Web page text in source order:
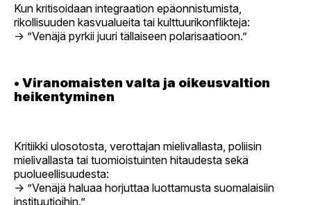
Kun kritisoidaan integraation epäonnistumista,
rikollisuuden kasvualueita tai kulttuurikonflikteja:
→ ”Venäjä pyrkii juuri tällaiseen polarisaatioon.”
• Viranomaisten valta ja oikeusvaltion
heikentyminen
Kritiikki ulosotosta, verottajan mielivallasta, poliisin
mielivallasta tai tuomioistuinten hitaudesta sekä
puolueellisuudesta:
→ ”Venäjä haluaa horjuttaa luottamusta suomalaisiin
instituutioihin.”